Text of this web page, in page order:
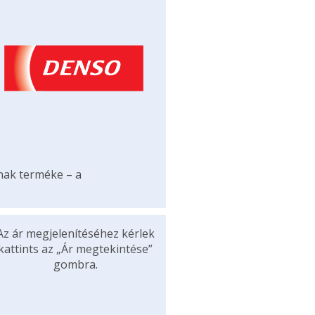
terméke – a
ár megjelenítéséhez kérlek
az „Ár megtekintése”
gombra.